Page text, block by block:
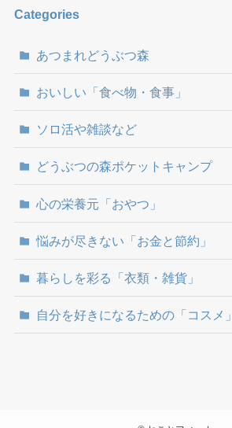
Categories
あつまれどうぶつ森
おいしい「食べ物・食事」
ソロ活や雑談など
どうぶつの森ポケットキャンプ
心の栄養元「おやつ」
悩みが尽きない「お金と節約」
暮らしを彩る「衣類・雑貨」
自分を好きになるための「コスメ」